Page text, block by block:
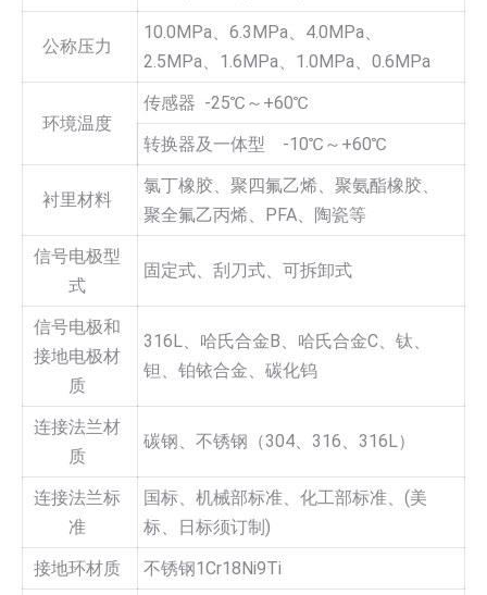
公称压力
10.0MPa、6.3MPa、4.0MPa、
2.5MPa、1.6MPa、1.0MPa、0.6MPa
环境温度
传感器 -25℃～+60℃
转换器及一体型 -10℃～+60℃
衬里材料
氯丁橡胶、聚四氟乙烯、聚氨酯橡胶、
聚全氟乙丙烯、PFA、陶瓷等
信号电极型
式
固定式、刮刀式、可拆卸式
信号电极和
接地电极材
质
316L、哈氏合金B、哈氏合金C、钛、
钽、铂铱合金、碳化钨
连接法兰材
质
碳钢、不锈钢（304、316、316L）
连接法兰标
准
国标、机械部标准、化工部标准、(美
标、日标须订制)
接地环材质
不锈钢1Cr18Ni9Ti